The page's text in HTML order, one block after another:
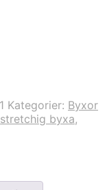
Kategorier: Byxor
stretchig byxa,